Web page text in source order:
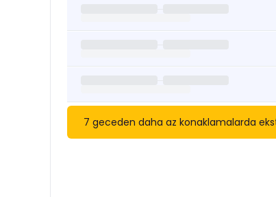
7 geceden daha az konaklamalarda